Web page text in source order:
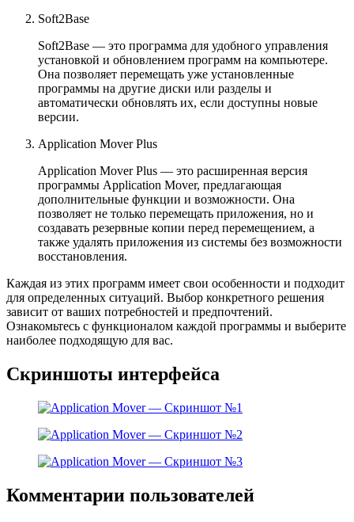
Soft2Base
Soft2Base — это программа для удобного управления
установкой и обновлением программ на компьютере.
Она позволяет перемещать уже установленные
программы на другие диски или разделы и
автоматически обновлять их, если доступны новые
версии.
Application Mover Plus
Application Mover Plus — это расширенная версия
программы Application Mover, предлагающая
дополнительные функции и возможности. Она
позволяет не только перемещать приложения, но и
создавать резервные копии перед перемещением, а
также удалять приложения из системы без возможности
восстановления.
Каждая из этих программ имеет свои особенности и подходит
для определенных ситуаций. Выбор конкретного решения
зависит от ваших потребностей и предпочтений.
Ознакомьтесь с функционалом каждой программы и выберите
наиболее подходящую для вас.
Скриншоты интерфейса
Комментарии пользователей